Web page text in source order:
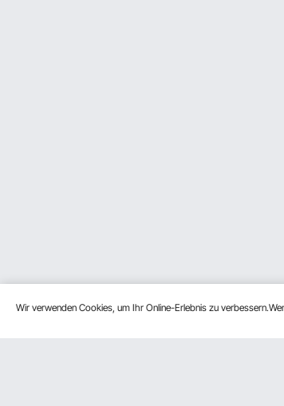
Wir verwenden Cookies, um Ihr Online-Erlebnis zu